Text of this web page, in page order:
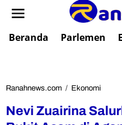
Beranda Parlemen
Ranahnews.com / Ekonomi
v
Nevi Zuairina